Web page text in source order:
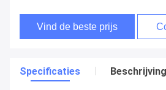
Vind de beste prijs
Specificaties Beschrijving